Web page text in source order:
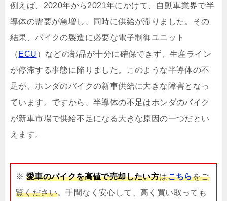
例えば、2020年から2021年にかけて、自動車業界で半
導体の需要が急増し、同時に供給が滞りました。その
結果、バイクの製造に必要な電子制御ユニット
（ ECU ）などの部品が十分に確保できず、生産ライン
が停滞する事態に陥りました。このような半導体の不
足が、ホンダのバイクの新車供給に大きな障害となっ
ています。ですから、半導体の不足はホンダのバイク
が新車市場で供給不足になる大きな原因の一つだとい
えます。
※ 愛車のバイクを高値で売却したい方はこちらをご
覧ください。手間なく安心して、高く買い取っても